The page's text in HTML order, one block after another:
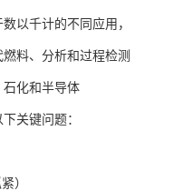
以千计的不同应用，
料、分析和过程检测
化和半导体
关键问题：
）